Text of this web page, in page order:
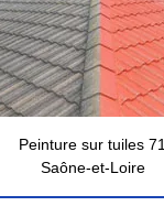
Peinture sur tuiles 71
Saône-et-Loire